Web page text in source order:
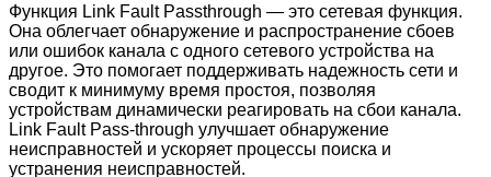
Функция Link Fault Passthrough — это сетевая функция.
Она облегчает обнаружение и распространение сбоев
или ошибок канала с одного сетевого устройства на
другое. Это помогает поддерживать надежность сети и
сводит к минимуму время простоя, позволяя
устройствам динамически реагировать на сбои канала.
Link Fault Pass-through улучшает обнаружение
неисправностей и ускоряет процессы поиска и
устранения неисправностей.